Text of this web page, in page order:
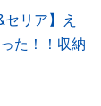
リア】え
た！！収納